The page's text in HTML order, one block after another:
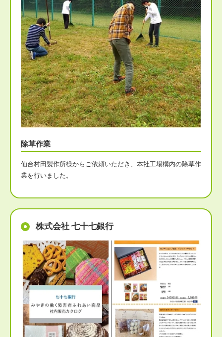
除草作業
仙台村田製作所様からご依頼いただき、本社工場構内の除草作
業を行いました。
株式会社 七十七銀行